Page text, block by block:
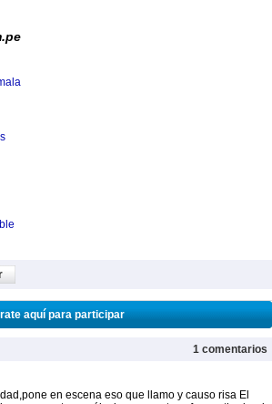
aquí para participar
1 comentarios
en escena eso que llamo y causo risa El